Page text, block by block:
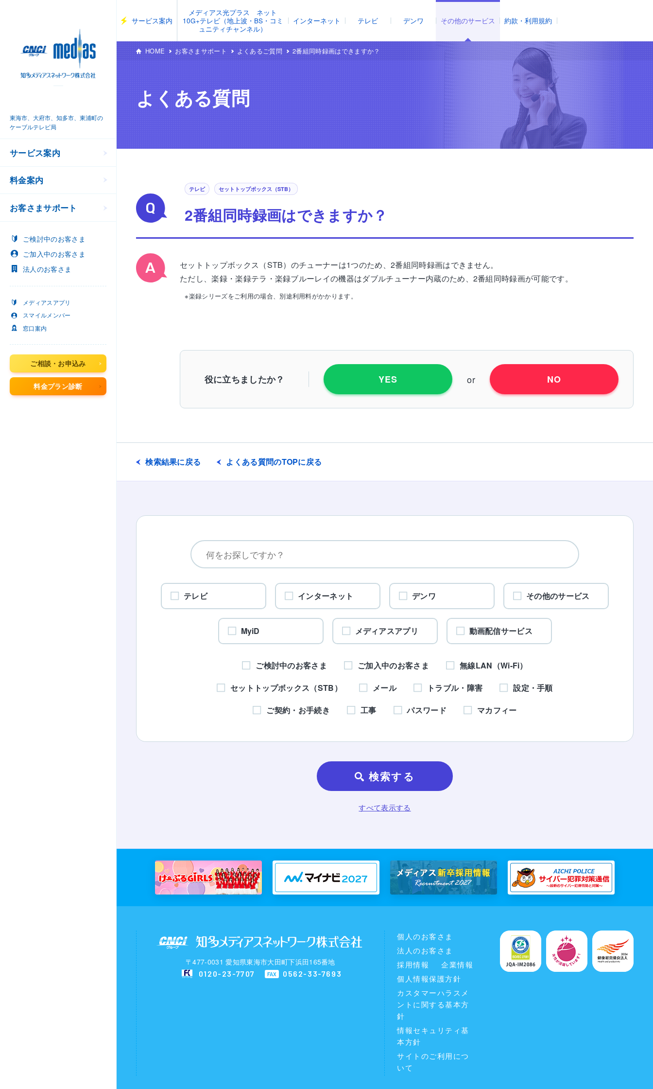
東海市、大府市、知多市、東浦町の
ケーブルテレビ局
サービス案内
料金案内
お客さまサポート
ご検討中のお客さま
ご加入中のお客さま
法人 のお客さま
メディアスアプリ
スマイルメンバー
窓口案内
ご相談・お申込み
料金プラン診断
サービス案内
メディアス光プラス ネット
10G+テレビ（地上波・BS・コミ
ュニティチャンネル）
インターネット テレビ デンワ その他のサービス 約款・利用規約
HOME お客さまサポート よくあるご質問 2番組同時録画はできますか？
よくある質問
テレビ セットトップボックス（STB）
2番組同時録画はできますか？
セットトップボックス（STB）のチューナーは1つのため、2番組同時録画はできません。
ただし、楽録・楽録テラ・楽録ブルーレイの機器はダブルチューナー内蔵のため、2番組同時録画が可能です。
※楽録シリーズをご利用の場合、別途利用料がかかります。
役に立ちましたか？ YES or NO
検索結果に戻る よくある質問のTOPに戻る
テレビ インターネット デンワ その他のサービス
MyiD メディアスアプリ 動画配信サービス
ご検討中のお客さま ご加入中のお客さま
無線LAN（Wi-Fi）
セットトップボックス（STB）
メール トラブル・障害
設定・手順
ご契約・お手続き
工事 パスワード マカフィー
検索する
すべて表示する
〒477-0031 愛知県東海市大田町下浜田165番地
0120-23-7707 FAX 0562-33-7693
個人のお客さま
法人のお客さま
採用情報
企業情報
個人情報保護方針
カスタマーハラスメ
ントに関する基本方
針
情報セキュリティ基
本方針
サイトのご利用につ
いて